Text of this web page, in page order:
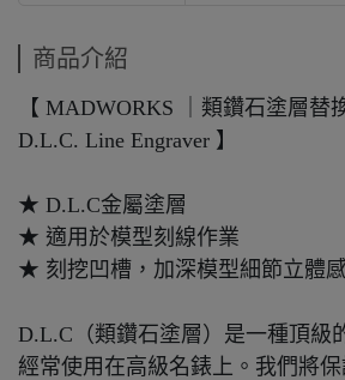
商品介紹
【 MADWORKS ｜類鑽石塗層替
D.L.C. Line Engraver 】
★ D.L.C金屬塗層
★ 適用於模型刻線作業
★ 刻挖凹槽，加深模型細節立體
D.L.C（類鑽石塗層）是一種頂級
經常使用在高級名錶上。我們將